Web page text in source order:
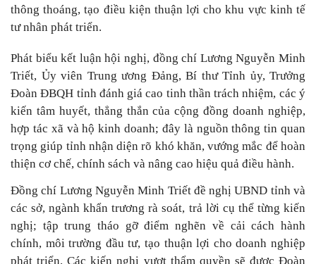
thông thoáng, tạo điều kiện thuận lợi cho khu vực kinh tế
tư nhân phát triển.
Phát biểu kết luận hội nghị, đồng chí Lương Nguyễn Minh
Triết, Ủy viên Trung ương Đảng, Bí thư Tỉnh ủy, Trưởng
Đoàn ĐBQH tỉnh đánh giá cao tinh thần trách nhiệm, các ý
kiến tâm huyết, thẳng thắn của cộng đồng doanh nghiệp,
hợp tác xã và hộ kinh doanh; đây là nguồn thông tin quan
trọng giúp tỉnh nhận diện rõ khó khăn, vướng mắc để hoàn
thiện cơ chế, chính sách và nâng cao hiệu quả điều hành.
Đồng chí Lương Nguyễn Minh Triết đề nghị UBND tỉnh và
các sở, ngành khẩn trương rà soát, trả lời cụ thể từng kiến
nghị; tập trung tháo gỡ điểm nghẽn về cải cách hành
chính, môi trường đầu tư, tạo thuận lợi cho doanh nghiệp
phát triển. Các kiến nghị vượt thẩm quyền sẽ được Đoàn